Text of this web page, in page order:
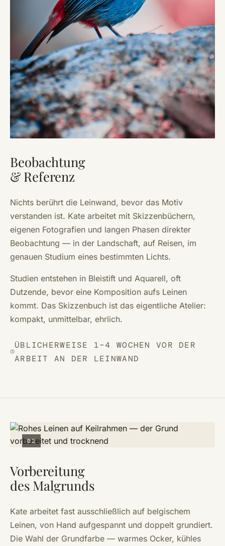
Beobachtung
& Referenz
Nichts berührt die Leinwand, bevor das Motiv
verstanden ist. Kate arbeitet mit Skizzenbüchern,
eigenen Fotografien und langen Phasen direkter
Beobachtung — in der Landschaft, auf Reisen, im
genauen Studium eines bestimmten Lichts.
Studien entstehen in Bleistift und Aquarell, oft
Dutzende, bevor eine Komposition aufs Leinen
kommt. Das Skizzenbuch ist das eigentliche Atelier:
kompakt, unmittelbar, ehrlich.
ÜBLICHERWEISE 1–4 WOCHEN VOR DER
ARBEIT AN DER LEINWAND
Vorbereitung
des Malgrunds
Kate arbeitet fast ausschließlich auf belgischem
Leinen, von Hand aufgespannt und doppelt grundiert.
Die Wahl der Grundfarbe — warmes Ocker, kühles
02